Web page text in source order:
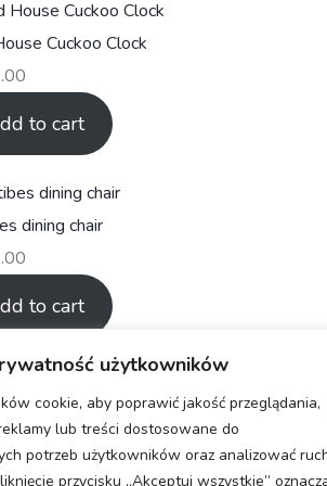
użytkowników
cookie, aby poprawić jakość przeglądania,
lub treści dostosowane do
potrzeb użytkowników oraz analizować
przycisku „Akceptuj wszystkie”
Cuckoo Clock
to cart
dining chair
to cart
Diffuser Jasmine